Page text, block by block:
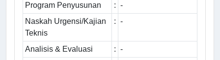
Program Penyusunan : -
Naskah Urgensi/Kajian
Teknis
: -
Analisis & Evaluasi : -